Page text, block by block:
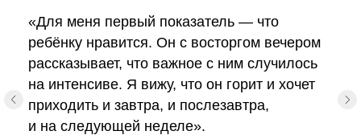
«Для меня первый показатель — что
ребёнку нравится. Он с восторгом вечером
рассказывает, что важное с ним случилось
на интенсиве. Я вижу, что он горит и хочет
приходить и завтра, и послезавтра,
и на следующей неделе».